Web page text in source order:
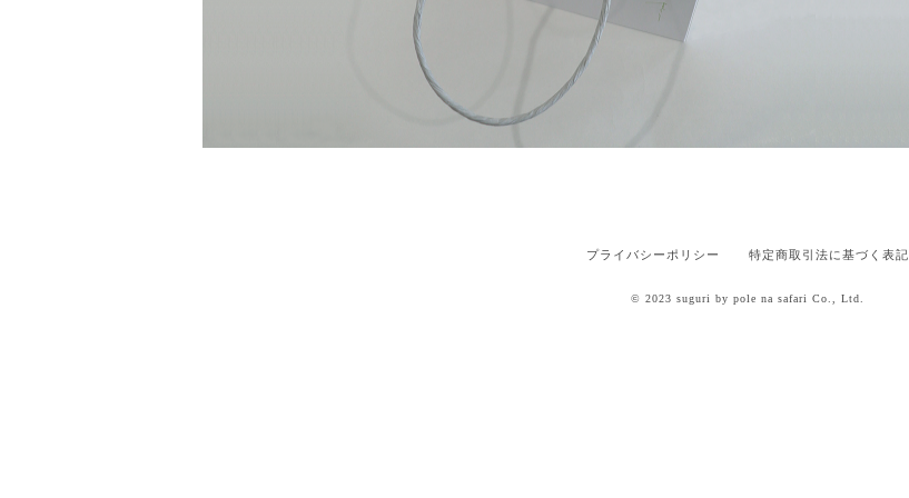
プライバシーポリシー 特定商取引法に基づく表記
© 2023 suguri by pole na safari Co., Ltd.